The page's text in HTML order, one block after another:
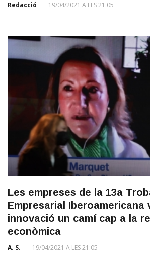
Redacció 19/04/2021 A LES 21:05
Les empreses de la 13a
Empresarial Iberoamericana
innovació un camí cap a la
econòmica
A. S. 19/04/2021 A LES 21:05